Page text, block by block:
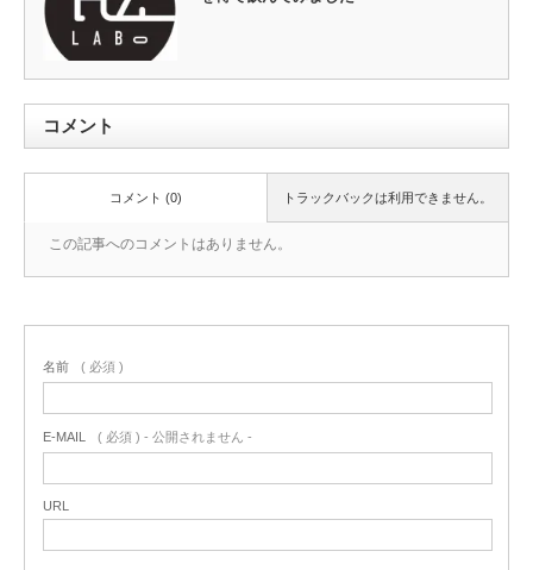
コメント
トラックバックは利用できません。
コメント (0)
この記事へのコメントはありません。
名前 ( 必須 )
E-MAIL ( 必須 ) - 公開されません -
URL